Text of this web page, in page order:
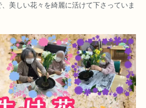
美しい花々を綺麗に活けて下さっていま